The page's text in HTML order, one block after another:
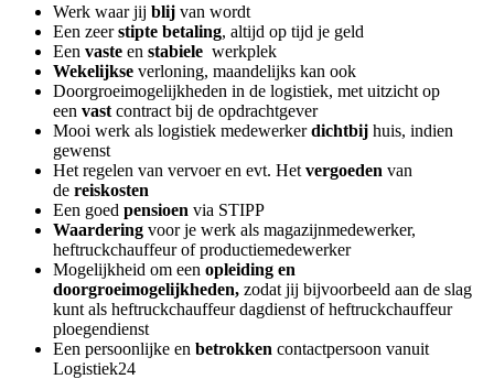
Werk waar jij blij van wordt
Een zeerstipte betaling, altijd op tijd je geld
Een vaste en stabiele werkplek
Wekelijkse verloning, maandelijks kan ook
Doorgroeimogelijkheden in de logistiek, met uitzicht op
een vast contract bij de opdrachtgever
Mooi werk als logistiek medewerkerdichtbij huis, indien
gewenst
Het regelen van vervoer en evt. Het vergoeden van
de reiskosten
Een goed pensioen via STIPP
Waardering voor je werk als magazijnmedewerker,
heftruckchauffeur of productiemedewerker
Mogelijkheid om een opleiding en
doorgroeimogelijkheden, zodat jij bijvoorbeeld aan de slag
kunt als heftruckchauffeur dagdienst of heftruckchauffeur
ploegendienst
Een persoonlijke en betrokken contactpersoon vanuit
Logistiek24